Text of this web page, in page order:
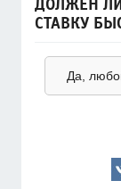
ДОЛЖЕН
СТАВКУ